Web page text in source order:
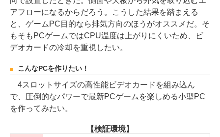
アフローになるからだろう。こうした結果を踏まえる
と、ゲームPC目的なら排気方向のほうがオススメだ。そ
もそもPCゲームではCPU温度は上がりにくいため、ビ
デオカードの冷却を重視したい。
こんなPCを作りたい！
4スロットサイズの高性能ビデオカードを組み込ん
で、圧倒的なパワーで最新PCゲームを楽しめる小型PC
を作ってみたい。
【検証環境】